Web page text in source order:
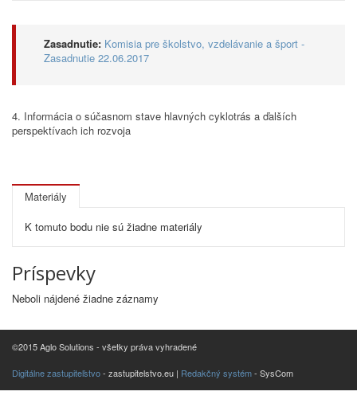
Zasadnutie: Komisia pre školstvo, vzdelávanie a šport -
Zasadnutie 22.06.2017
4. Informácia o súčasnom stave hlavných cyklotrás a ďalších
perspektívach ich rozvoja
Materiály
K tomuto bodu nie sú žiadne materiály
Príspevky
Neboli nájdené žiadne záznamy
©2015 Aglo Solutions - všetky práva vyhradené
Digitálne zastupiteľstvo- zastupitelstvo.eu | Redakčný systém- SysCom